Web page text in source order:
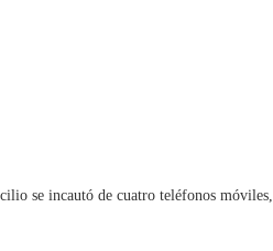
se incautó de cuatro teléfonos móviles,